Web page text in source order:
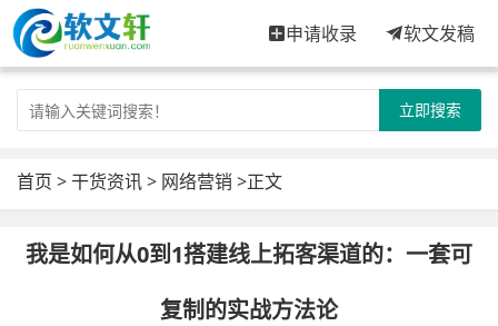
申请收录 软文发稿
立即搜索
首页 >干货资讯> 网络营销 >正文
我是如何从0到1搭建线上拓客渠道的：一套可
复制的实战方法论